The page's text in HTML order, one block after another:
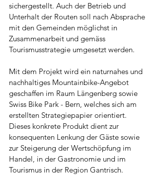
sichergestellt. Auch der Betrieb und
Unterhalt der Routen soll nach Absprache
mit den Gemeinden möglichst in
Zusammenarbeit und gemäss
Tourismusstrategie umgesetzt werden.
Mit dem Projekt wird ein naturnahes und
nachhaltiges Mountainbike-Angebot
geschaffen im Raum Längenberg sowie
Swiss Bike Park - Bern, welches sich am
erstellten Strategiepapier orientiert.
Dieses konkrete Produkt dient zur
konsequenten Lenkung der Gäste sowie
zur Steigerung der Wertschöpfung im
Handel, in der Gastronomie und im
Tourismus in der Region Gantrisch.